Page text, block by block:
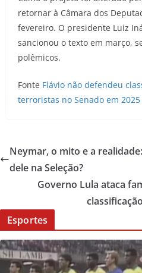
retornar à Câmara dos
fevereiro. O presidente Luiz
sancionou o texto em março,
polêmicos.
Fonte Flávio não defendeu
terroristas no Senado em 2025
Neymar, o mito e a
dele na Seleção?
Governo Lula ataca
Esportes